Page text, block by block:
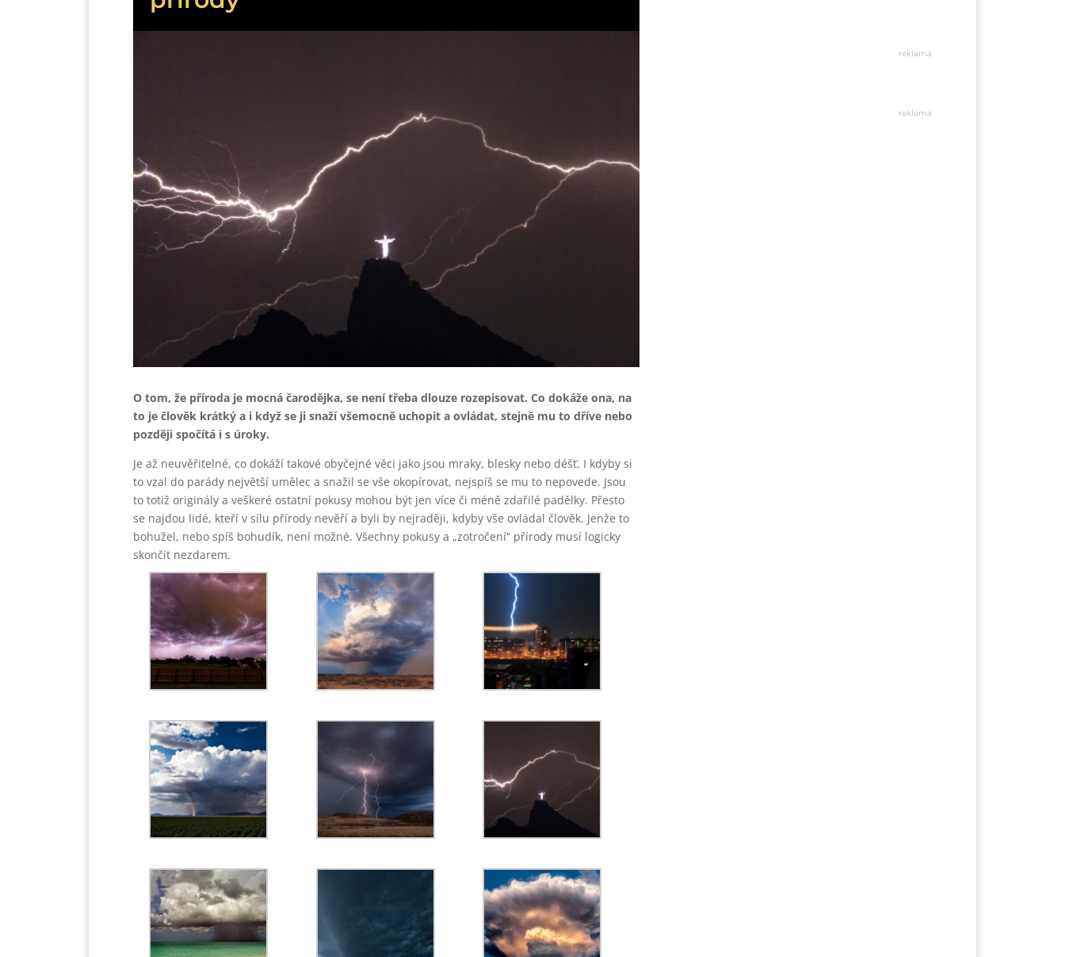
O tom, že příroda je mocná čarodějka, se není třeba dlouze rozepisovat. Co dokáže ona, na
to je člověk krátký a i když se ji snaží všemocně uchopit a ovládat, stejně mu to dříve nebo
později spočítá i s úroky.
Je až neuvěřitelné, co dokáží takové obyčejné věci jako jsou mraky, blesky nebo déšť. I kdyby si
to vzal do parády největší umělec a snažil se vše okopírovat, nejspíš se mu to nepovede. Jsou
to totiž originály a veškeré ostatní pokusy mohou být jen více či méně zdařilé padělky. Přesto
se najdou lidé, kteří v sílu přírody nevěří a byli by nejraději, kdyby vše ovládal člověk. Jenže to
bohužel, nebo spíš bohudík, není možné. Všechny pokusy a „zotročení“ přírody musí logicky
skončit nezdarem.
reklama
reklama